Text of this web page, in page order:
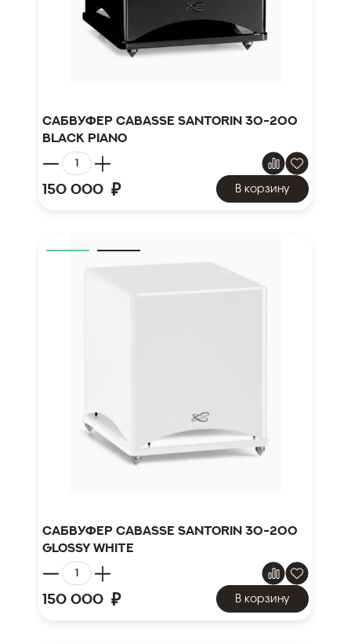
Сабвуфер Cabasse Santorin 30-200
black piano
150 000 ₽ В корзину
Сабвуфер Cabasse Santorin 30-200
glossy white
150 000 ₽ В корзину